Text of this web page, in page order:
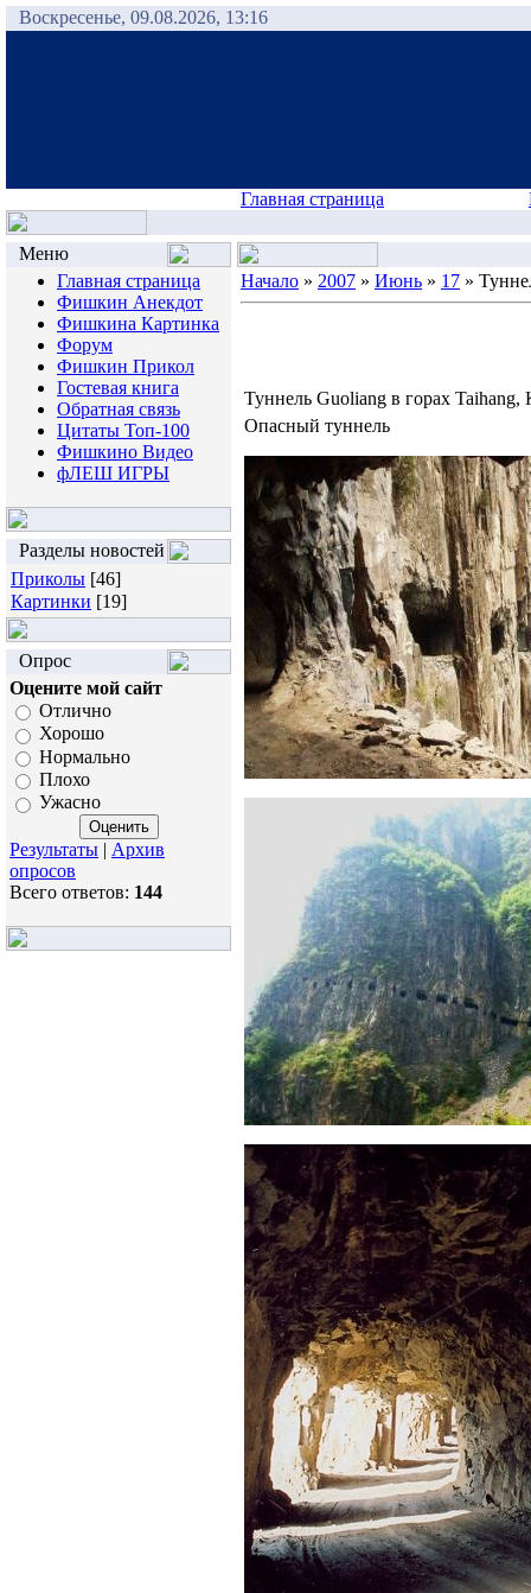
Воскресенье, 09.08.2026, 13:16
Главная страница
Меню
Главная страница
Фишкин Анекдот
Фишкина Картинка
Форум
Фишкин Прикол
Гостевая книга
Обратная связь
Цитаты Топ-100
Фишкино Видео
фЛЕШ ИГРЫ
Разделы новостей
Приколы [46]
Картинки [19]
Опрос
Оцените мой сайт
Отлично
Хорошо
Нормально
Плохо
Ужасно
Результаты | Архив
опросов
Всего ответов: 144
Начало » 2007 » Июнь » 17 »
Туннель Guoliang в горах Taihang,
Опасный туннель